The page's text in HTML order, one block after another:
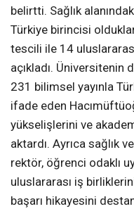
belirtti. Sağlık
Türkiye birincisi
tescili ile 14
açıkladı. Üniversitenin
231 bilimsel yayınla
ifade eden
yükselişlerini ve
aktardı. Ayrıca sağlık
rektör, öğrenci odaklı
uluslararası iş
başarı hikayesini